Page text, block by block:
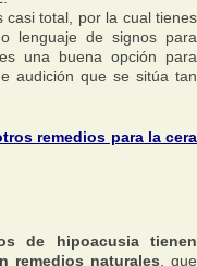
casi total, por la cual tienes
lenguaje de signos para
una buena opción para
audición que se sitúa tan
remedios para la cera
de hipoacusia tienen
remedios naturales , que